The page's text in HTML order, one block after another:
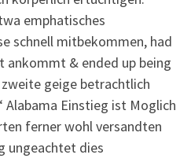
emphatisches
schnell mitbekommen, had
ankommt & ended up being
geige betrachtlich
Alabama Einstieg ist Moglich
ferner wohl versandten
ungeachtet dies